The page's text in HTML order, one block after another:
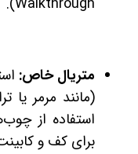
متریال خاص:
(مانند مرمر یا
استفاده از
برای کف و